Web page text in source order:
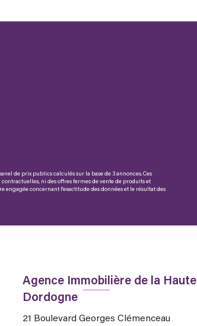
de prix publics calculés sur la base de 3 annonces. Ces
ni des offres fermes de vente de produits et
engagée concernant l'exactitude des données et le résultat des
Agence Immobilière de la Haute
Dordogne
21 Boulevard Georges Clémenceau